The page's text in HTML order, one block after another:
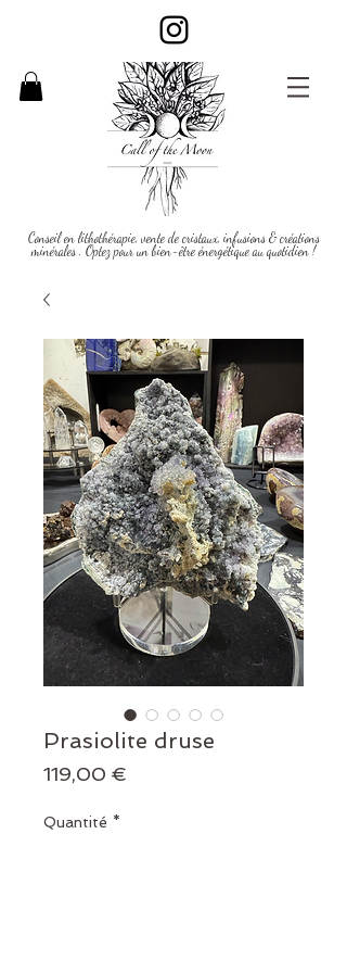
Conseil en lithothérapie, vente de cristaux, infusions & créations
minérales . Optez pour un bien-être énergétique au quotidien !
Prasiolite druse
119,00 €
Quantité *